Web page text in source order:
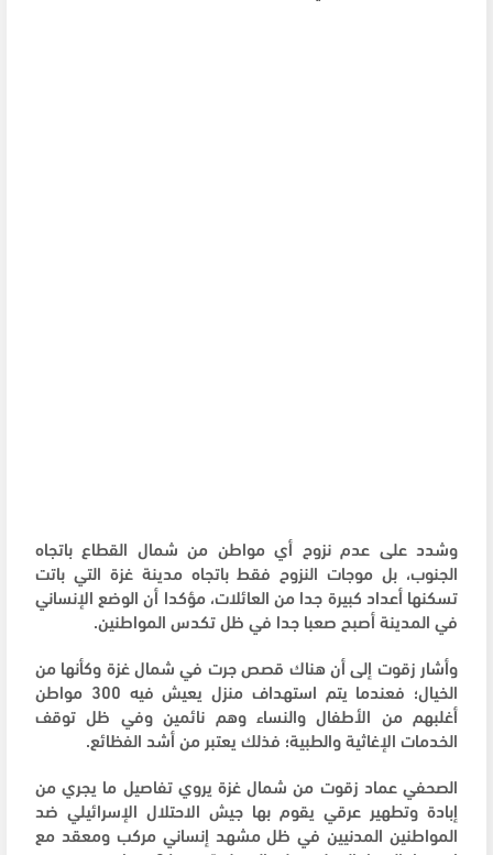
وشدد على عدم نزوح أي مواطن من شمال القطاع باتجاه
الجنوب، بل موجات النزوح فقط باتجاه مدينة غزة التي باتت
تسكنها أعداد كبيرة جدا من العائلات، مؤكدا أن الوضع الإنساني
في المدينة أصبح صعبا جدا في ظل تكدس المواطنين.
وأشار زقوت إلى أن هناك قصص جرت في شمال غزة وكأنها من
الخيال؛ فعندما يتم استهداف منزل يعيش فيه 300 مواطن
أغلبهم من الأطفال والنساء وهم نائمين وفي ظل توقف
الخدمات الإغاثية والطبية؛ فذلك يعتبر من أشد الفظائع.
الصحفي عماد زقوت من شمال غزة يروي تفاصيل ما يجري من
إبادة وتطهير عرقي يقوم بها جيش الاحتلال الإسرائيلي ضد
المواطنين المدنيين في ظل مشهد إنساني مركب ومعقد مع